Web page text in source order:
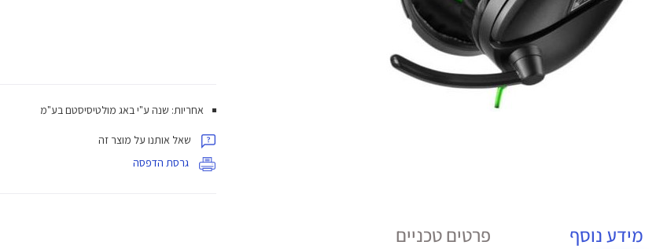
אחריות: שנה ע"י באג מולטיסיסטם בע"מ
שאל אותנו על מוצר זה
גרסת הדפסה
מידע נוסף פרטים טכניים